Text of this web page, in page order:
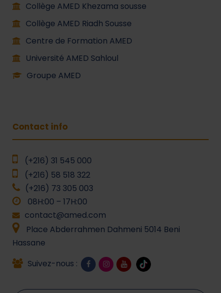
Collège AMED Khezama sousse
Collège AMED Riadh Sousse
Centre de Formation AMED
Université AMED Sahloul
Groupe AMED
Contact info
(+216) 31 545 000
(+216) 58 518 322
(+216) 73 305 003
08H:00 – 17H:00
contact@amed.com
Place Abderrahmen Dahmeni 5014 Beni
Hassane
Suivez-nous :